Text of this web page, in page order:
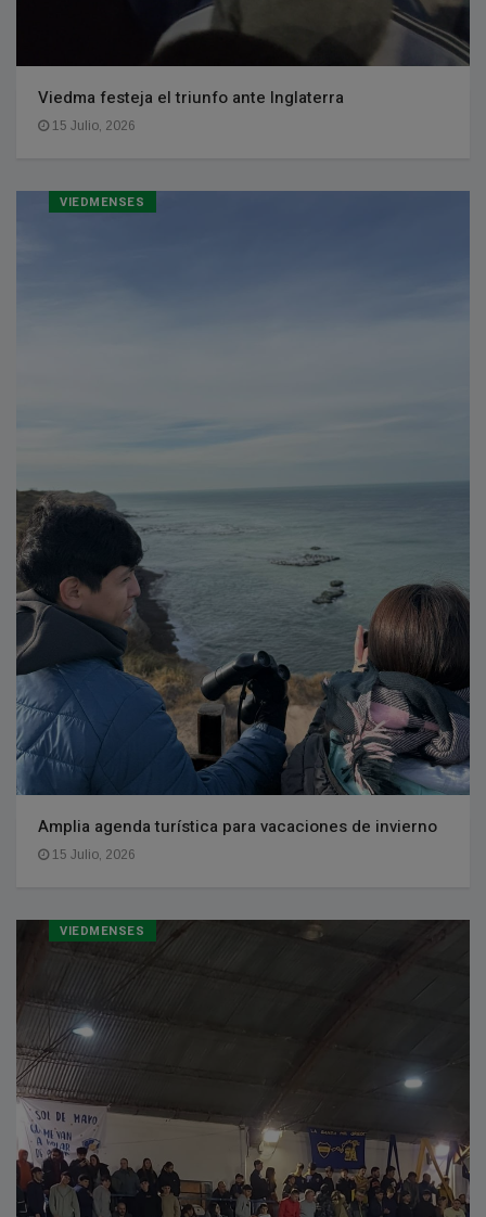
Viedma festeja el triunfo ante Inglaterra
15 Julio, 2026
VIEDMENSES
Amplia agenda turística para vacaciones de invierno
15 Julio, 2026
VIEDMENSES